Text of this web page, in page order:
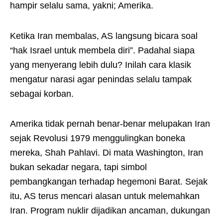
hampir selalu sama, yakni; Amerika.
Ketika Iran membalas, AS langsung bicara soal
“hak Israel untuk membela diri”. Padahal siapa
yang menyerang lebih dulu? Inilah cara klasik
mengatur narasi agar penindas selalu tampak
sebagai korban.
Amerika tidak pernah benar-benar melupakan Iran
sejak Revolusi 1979 menggulingkan boneka
mereka, Shah Pahlavi. Di mata Washington, Iran
bukan sekadar negara, tapi simbol
pembangkangan terhadap hegemoni Barat. Sejak
itu, AS terus mencari alasan untuk melemahkan
Iran. Program nuklir dijadikan ancaman, dukungan